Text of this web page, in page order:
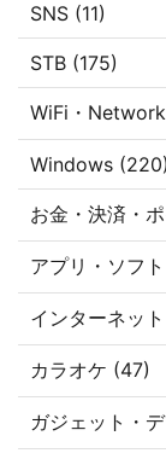
SNS (11)
STB (175)
WiFi・
Windows (220)
お金・決済・
アプリ・ソフ
インターネッ
カラオケ (47)
ガジェット・